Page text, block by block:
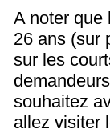
A noter que
26 ans (sur
sur les
souhaitez
allez visiter